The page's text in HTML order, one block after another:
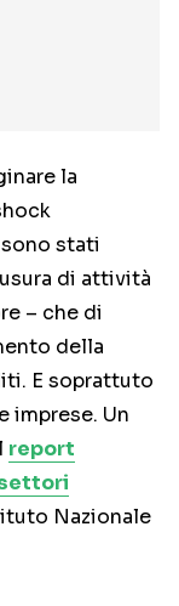
la
stati
di attività
– che di
della
E soprattuto
imprese. Un
report
Nazionale